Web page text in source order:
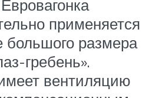
применяется
большого размера
гребень».
вентиляцию